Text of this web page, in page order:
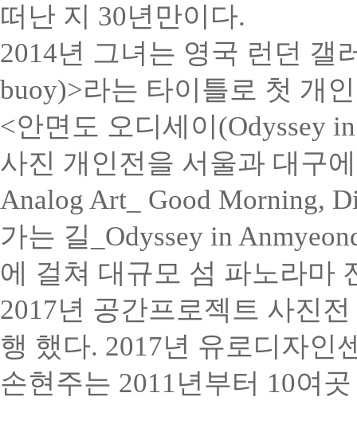
떠난 지 30년만이다.
2014년 그녀는 영국 런던 갤
buoy)>라는 타이틀로 첫 개
<안면도 오디세이(Odyssey
사진 개인전을 서울과 대구
Analog Art_ Good Morning,
가는 길_Odyssey in
에 걸쳐 대규모 섬 파노라마
2017년 공간프로젝트 사진
행 했다. 2017년 유로디자인
손현주는 2011년부터 10여